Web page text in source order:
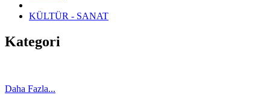
KÜLTÜR - SANAT
Kategori
Daha Fazla...